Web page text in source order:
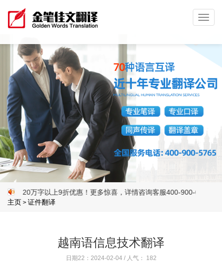
20万字以上9折优惠！更多惊喜，详情咨询客服400-900-6567。
主页 > 证件翻译
越南语信息技术翻译
日期22：2024-02-04 / 人气： 182